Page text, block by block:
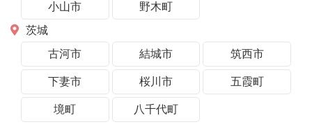
小山市
野木町
茨城
古河市
結城市 筑西市
下妻市 桜川市 五霞町
境町 八千代町